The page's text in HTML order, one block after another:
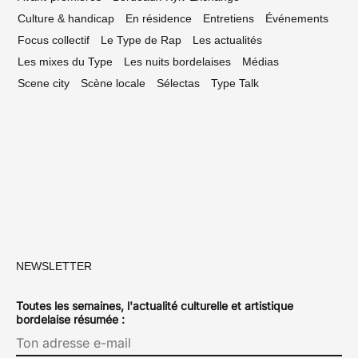
Culture & handicap
En résidence Entretiens
Événements
Focus collectif
Le Type de Rap
Les actualités
Les mixes du Type
Les nuits bordelaises
Médias
Scene city
Scène locale Sélectas Type Talk
NEWSLETTER
Toutes les semaines, l'actualité culturelle et artistique
bordelaise résumée :